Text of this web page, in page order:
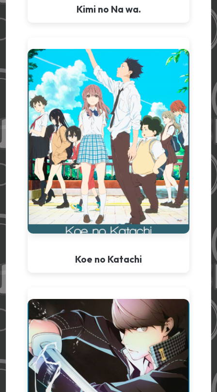
Kimi no Na wa.
Koe no Katachi